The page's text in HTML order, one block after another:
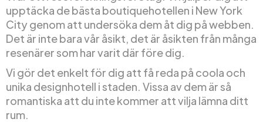
upptäcka de bästa boutiquehotellen i New York
City genom att undersöka dem åt dig på webben.
Det är inte bara vår åsikt, det är åsikten från många
resenärer som har varit där före dig.
Vi gör det enkelt för dig att få reda på coola och
unika designhotell i staden. Vissa av dem är så
romantiska att du inte kommer att vilja lämna ditt
rum.